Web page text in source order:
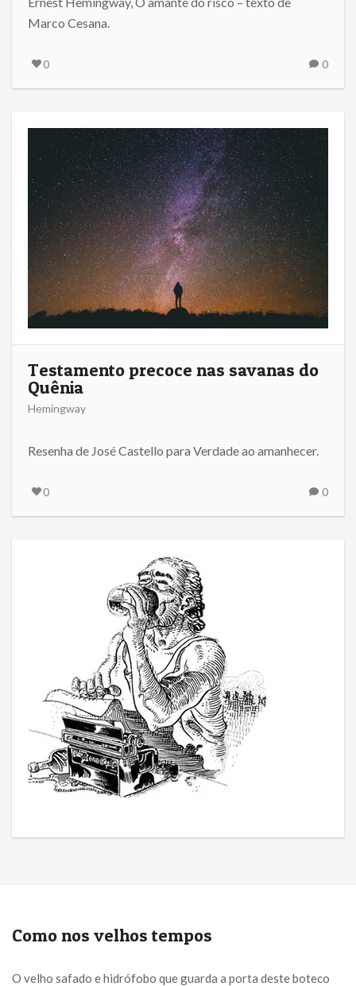
Marco Cesana.
0 0
Testamento precoce nas savanas do
Quênia
Hemingway
Resenha de José Castello para Verdade ao amanhecer.
0 0
Como nos velhos tempos
O velho safado e hidrófobo que guarda a porta deste boteco